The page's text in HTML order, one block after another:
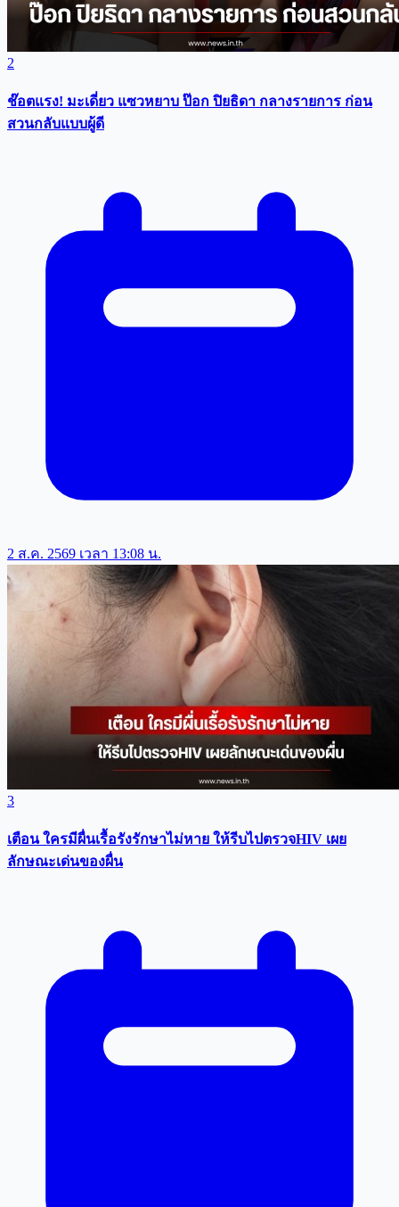
2
ช๊อตแรง! มะเดี่ยว แซวหยาบ ป๊อก ปิยธิดา กลางรายการ ก่อน
สวนกลับแบบผู้ดี
2 ส.ค. 2569 เวลา 13:08 น.
3
เตือน ใครมีผื่นเรื้อรังรักษาไม่หาย ให้รีบไปตรวจHIV เผย
ลักษณะเด่นของผื่น